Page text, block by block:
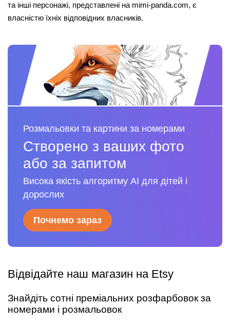
та інші персонажі, представлені на mimi-panda.com, є
власністю їхніх відповідних власників.
Розмальовки та картини за номерами
Створено з ваших фото
або за запитом
Висока якість алгоритму AI для дітей і
дорослих
Почнемо зараз
Відвідайте наш магазин на Etsy
Знайдіть сотні преміальних розфарбовок за
номерами і розмальовок